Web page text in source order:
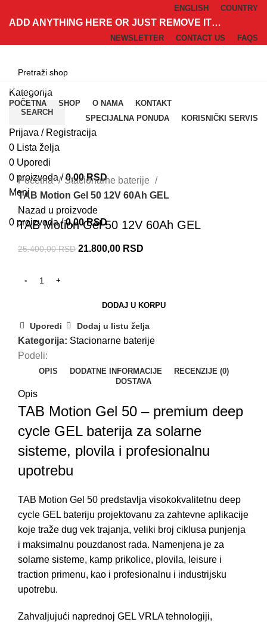
ENGLISH COUNTRY
ADD ANYTHING HERE OR JUST REMOVE IT…
NEWSLETTER CONTACT US FAQS
Kategorija
SEARCH
Prijava / Registracija
0 Lista želja
0 Uporedi
0 proizvoda / 0,00RSD
Meni
0 proizvoda / 0,00RSD
Kategorije
POČETNA SHOP O NAMA
KONTAKT
SPECIJALNA PONUDA
KORISNIČKI SERVIS
-14%
Klik za uvećanje
Početna
Stacionarne baterije
TAB Motion Gel 50 12V 60Ah GEL
Nazad u proizvode
TAB Motion Gel 50 12V 60Ah GEL
25.400,00RSD 21.800,00 RSD
DODAJ U KORPU
Uporedi Dodaj u listu želja
Kategorija: Stacionarne baterije
Podeli:
OPIS DODATNE INFORMACIJE
RECENZIJE (0)
DOSTAVA
Opis
TAB Motion Gel 50 – premium deep
cycle GEL baterija za solarne
sisteme, plovila i profesionalnu
upotrebu
TAB Motion Gel 50 predstavlja visokokvalitetnu deep
cycle GEL bateriju projektovanu za zahtevne aplikacije
koje traže dug vek trajanja, veliki broj ciklusa punjenja
i maksimalnu pouzdanost rada. Namenjena je za
solarne sisteme, kamp prikolice, plovila, leisure i
traction primenu, kao i profesionalnu i industrijsku
upotrebu.
Zahvaljujući naprednoj GEL VRLA tehnologiji,